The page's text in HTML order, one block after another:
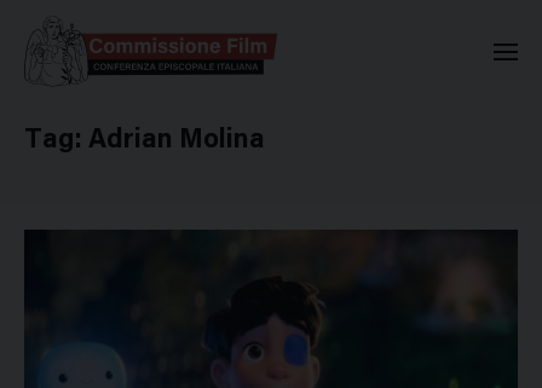
Tag: Adrian Molina